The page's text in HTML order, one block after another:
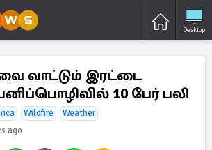
Desktop
வாட்டும் இரட்டை
10 பேர் பலி
Wildfire
Weather
ago